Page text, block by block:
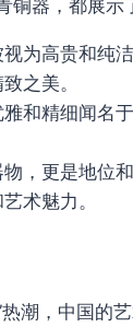
器，都展示
为高贵和纯
之美。
和精细闻名
，更是地位
术魅力。
潮，中国的